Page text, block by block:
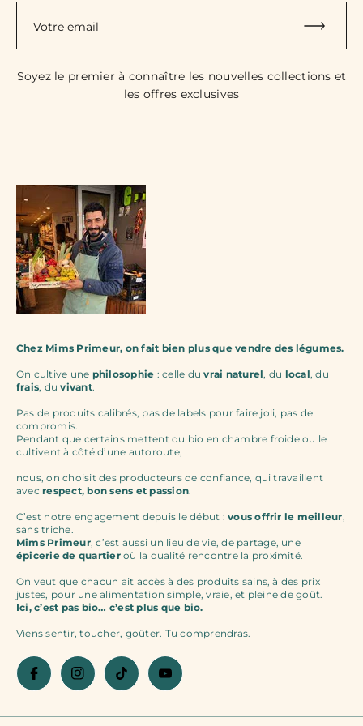
Votre email
Soyez le premier à connaître les nouvelles collections et
les offres exclusives
Chez Mims Primeur, on fait bien plus que vendre des légumes.
On cultive une philosophie : celle duvrai naturel, du local, du
frais, duvivant.
Pas de produits calibrés, pas de labels pour faire joli, pas de
compromis.
Pendant que certains mettent du bio en chambre froide ou le
cultivent à côté d’une autoroute,
nous, on choisit des producteurs de confiance, qui travaillent
avecrespect, bon sens et passion.
C’est notre engagement depuis le début :vous offrir le meilleur,
sans triche.
Mims Primeur, c’est aussi un lieu de vie, de partage, une
épicerie de quartieroù la qualité rencontre la proximité.
On veut que chacun ait accès à des produits sains, à des prix
justes, pour une alimentation simple, vraie, et pleine de goût.
Ici, c’est pas bio… c’est plus que bio.
Viens sentir, toucher, goûter. Tu comprendras.